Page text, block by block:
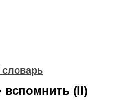
словарь
вспомнить (II)